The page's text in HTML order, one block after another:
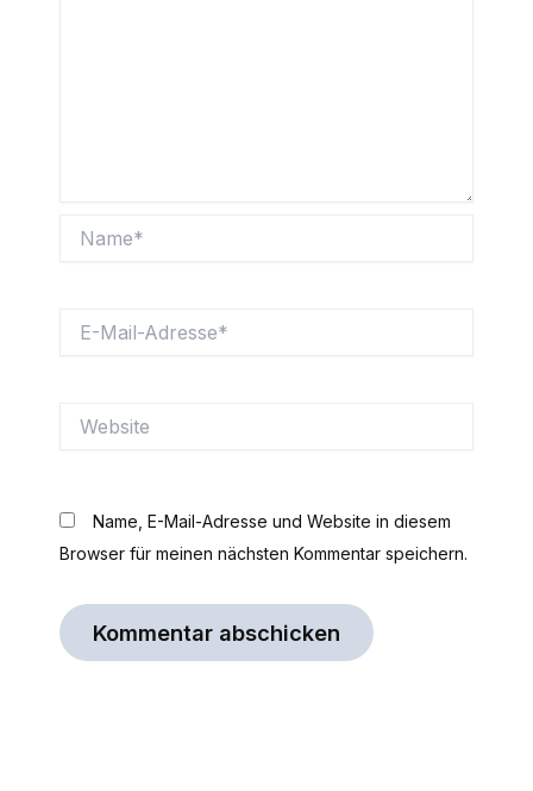
Mail-
Name, E-Mail-Adresse und Website in diesem
Browser für meinen nächsten Kommentar speichern.